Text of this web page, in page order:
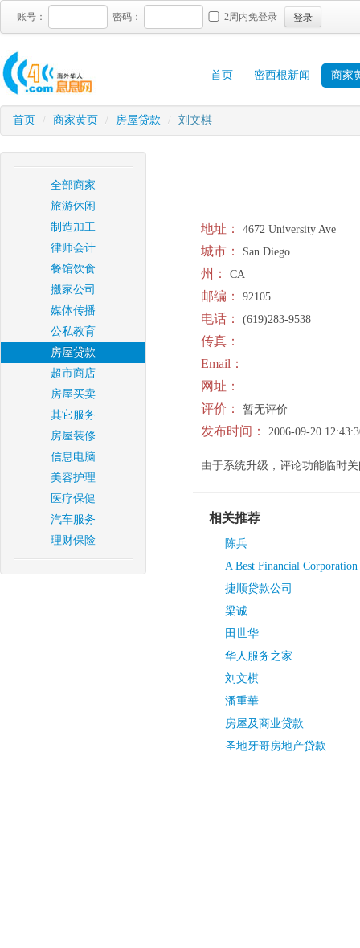
账号： 密码： 2周内免登录 登录
首页 密西根新闻 商家
首页 / 商家黄页 / 房屋贷款 / 刘文棋
全部商家
旅游休闲
制造加工
律师会计
餐馆饮食
搬家公司
媒体传播
公私教育
房屋贷款
超市商店
房屋买卖
其它服务
房屋装修
信息电脑
美容护理
医疗保健
汽车服务
理财保险
地址： 4672 University Ave
城市： San Diego
州： CA
邮编： 92105
电话： (619)283-9538
传真：
Email：
网址：
评价：
暂无评价
发布时间： 2006-09-20
由于系统升级，评论功能临时
相关推荐
陈兵
A Best Financial Corporation
捷顺贷款公司
梁诚
田世华
华人服务之家
刘文棋
潘重華
房屋及商业贷款
圣地牙哥房地产贷款